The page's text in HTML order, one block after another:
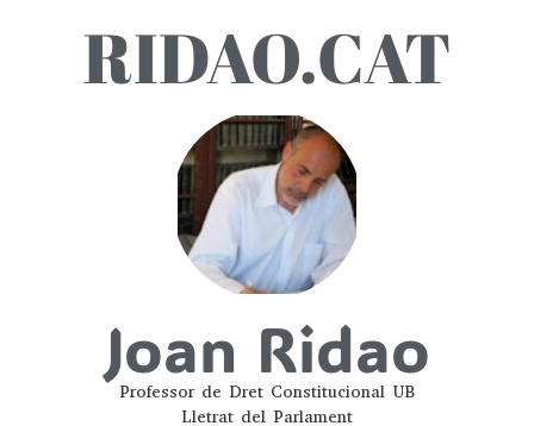
RIDAO.CAT
Joan Ridao
Professor de Dret Constitucional UB
Lletrat del Parlament